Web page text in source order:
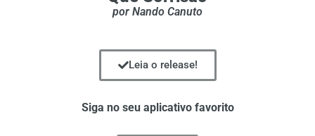
por Nando Canuto
Leia o release!
Siga no seu aplicativo favorito